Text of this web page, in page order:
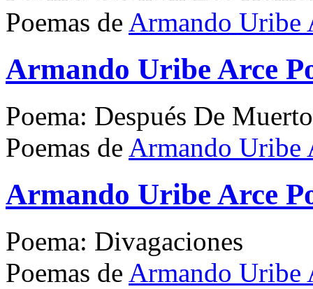
Poemas de Armando Uribe
Armando Uribe Arce
Poema: Después De Muerto
Poemas de Armando Uribe
Armando Uribe Arce
Poema: Divagaciones
Poemas de Armando Uribe